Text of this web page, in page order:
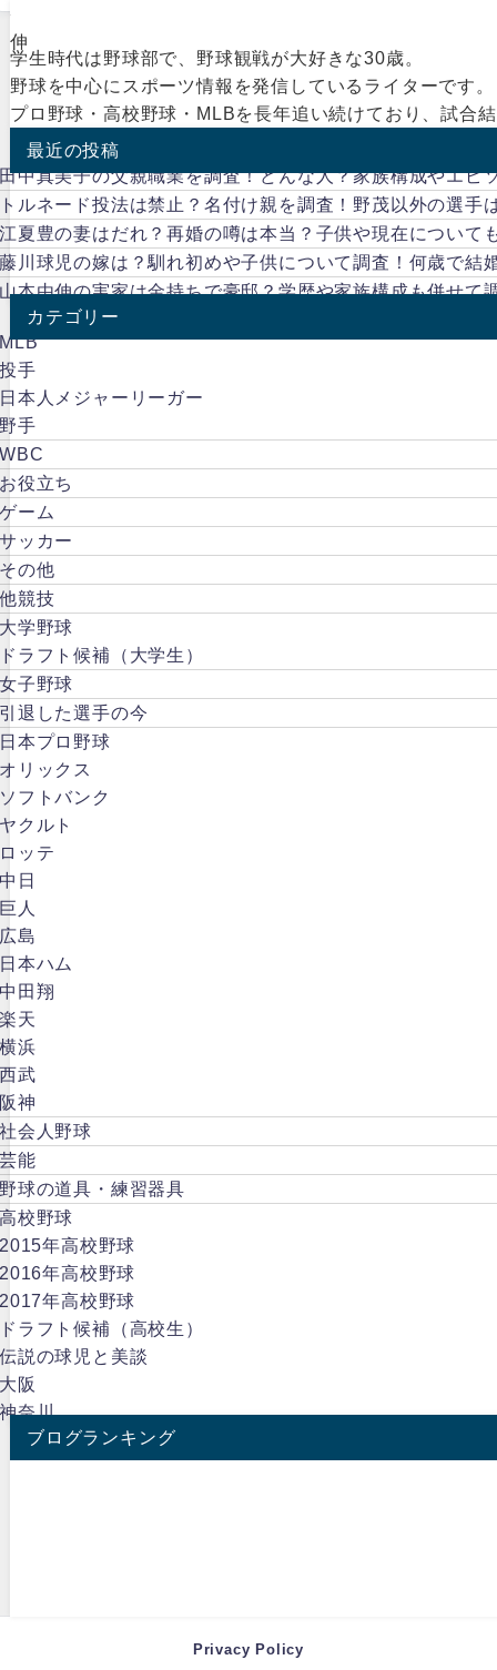
伸
学生時代は野球部で、野球観戦が大好きな30歳。
野球を中心にスポーツ情報を発信しているライターです。
プロ野球・高校野球・MLBを長年追い続けており、試合
最近の投稿
中真美子の父親職業を調査！どんな人？家族構成やエピ
ルネード投法は禁止？名付け親を調査！野茂以外の選手
夏豊の妻はだれ？再婚の噂は本当？子供や現在について
川球児の嫁は？馴れ初めや子供について調査！何歳で結
本由伸の実家は金持ちで豪邸？学歴や家族構成も併せて
カテゴリー
手
本人メジャーリーガー
手
役立ち
ーム
ッカー
の他
競技
学野球
ラフト候補（大学生）
子野球
退した選手の今
本プロ野球
リックス
フトバンク
クルト
ッテ
日
人
島
本ハム
田翔
天
浜
武
神
会人野球
能
球の道具・練習器具
校野球
年高校野球
年高校野球
年高校野球
ラフト候補（高校生）
説の球児と美談
阪
奈川
ブログランキング
Privacy Policy